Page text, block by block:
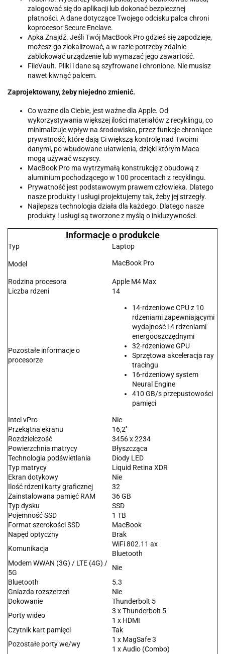
zalogować się do aplikacji lub dokonać bezpiecznej
płatności. A dane dotyczące Twojego odcisku palca chroni
koprocesor Secure Enclave.
Apka Znajdź. Jeśli Twój MacBook Pro gdzieś się zapodzieje,
możesz go zlokalizować, a w razie potrzeby zdalnie
zablokować urządzenie lub wymazać jego zawartość.
FileVault. Pliki i dane są szyfrowane i chronione. Nie musisz
nawet kiwnąć palcem.
Zaprojektowany, żeby niejedno zmienić.
Co ważne dla Ciebie, jest ważne dla Apple. Od
wykorzystywania większej ilości materiałów z recyklingu, co
minimalizuje wpływ na środowisko, przez funkcje chroniące
prywatność, które dają Ci większą kontrolę nad Twoimi
danymi, po wbudowane ułatwienia, dzięki którym Maca
mogą używać wszyscy.
MacBook Pro ma wytrzymałą konstrukcję z obudową z
aluminium pochodzącego w 100 procentach z recyklingu.
Prywatność jest podstawowym prawem człowieka. Dlatego
nasze produkty i usługi projektujemy tak, żeby jej strzegły.
Najlepsza technologia działa dla każdego. Dlatego nasze
produkty i usługi są tworzone z myślą o inkluzywności.
Informacje o produkcie
Typ Laptop
Model MacBook Pro
Rodzina procesora
Apple M4 Max
Liczba rdzeni
14
Pozostałe informacje o
procesorze
14-rdzeniowe CPU z 10
rdzeniami zapewniającymi
wydajność i 4 rdzeniami
energoosz­czędnymi
32-rdzeniowe GPU
Sprzętowa akceleracja ray
tracingu
16-rdzeniowy system
Neural Engine
410 GB/s przepustowości
pamięci
Intel vPro
Nie
Przekątna ekranu
16,2''
Rozdzielczość
3456 x 2234
Powierzchnia matrycy
Błyszcząca
Technologia podświetlania
Diody LED
Typ matrycy
Liquid Retina XDR
Ekran dotykowy
Nie
Ilość rdzeni karty graficznej
32
Zainstalowana pamięć RAM
36 GB
Typ dysku
SSD
Pojemność SSD
1 TB
Format szerokości SSD
MacBook
Napęd optyczny
Brak
Komunikacja
WiFi 802.11 ax
Bluetooth
Modem WWAN (3G) / LTE (4G) /
5G
Nie
Bluetooth
5.3
Gniazda rozszerzeń
Nie
Dokowanie
Thunderbolt 5
Porty wideo
3 x Thunderbolt 5
1 x HDMI
Czytnik kart pamięci
Tak
Pozostałe porty we/wy
1 x MagSafe 3
1 x Audio (Combo)